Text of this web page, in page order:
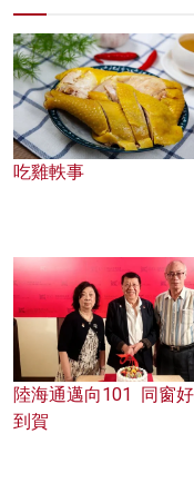
吃雞軼事
陸海通邁向101 同窗
到賀